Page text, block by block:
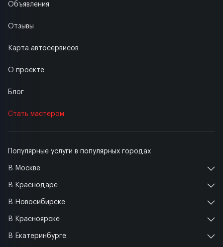
Популярные услуги в популярных городах
В Москве
В Краснодаре
В Новосибирске
В Красноярске
В Екатеринбурге
Объявления
Отзывы
Карта автосервисов
О проекте
Блог
Стать мастером